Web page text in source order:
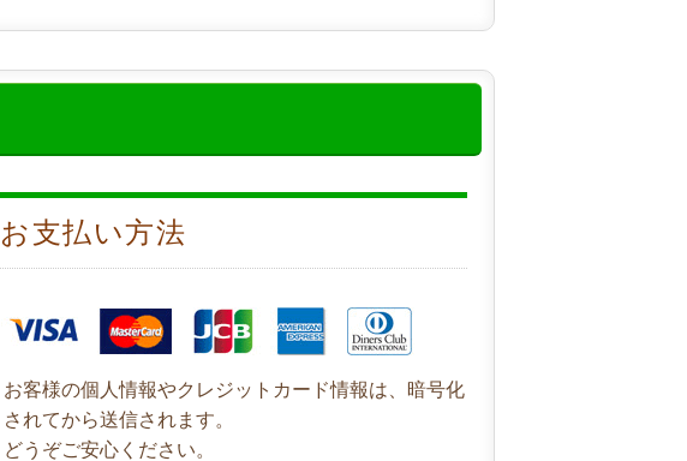
お支払い方法
お客様の個人情報やクレジットカード情報は、暗号化
されてから送信されます。
どうぞご安心ください。